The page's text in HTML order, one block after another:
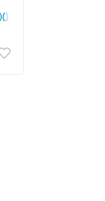
11.5R14.5